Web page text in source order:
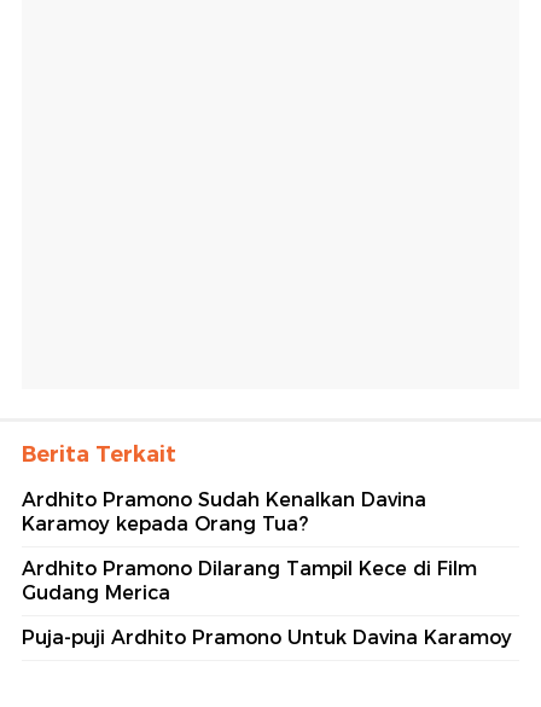
Berita Terkait
Ardhito Pramono Sudah Kenalkan Davina
Karamoy kepada Orang Tua?
Ardhito Pramono Dilarang Tampil Kece di Film
Gudang Merica
Puja-puji Ardhito Pramono Untuk Davina Karamoy